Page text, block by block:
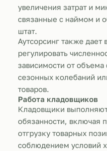
увеличения затрат и
связанные с наймом и
штат.
Аутсорсинг также дает
регулировать
зависимости от
сезонных колебаний
товаров.
Работа кладовщиков
Кладовщики
обязанности, включая
отгрузку товарных
соблюдением условий